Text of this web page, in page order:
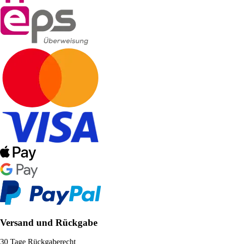
Versand und Rückgabe
30 Tage Rückgaberecht